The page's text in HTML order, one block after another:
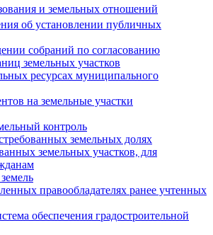
и земельных отношений
об установлении публичных
собраний по согласованию
земельных участков
ресурсах муниципального
на земельные участки
контроль
земельных долях
земельных участков, для
правообладателях ранее учтенных
обеспечения градостроительной